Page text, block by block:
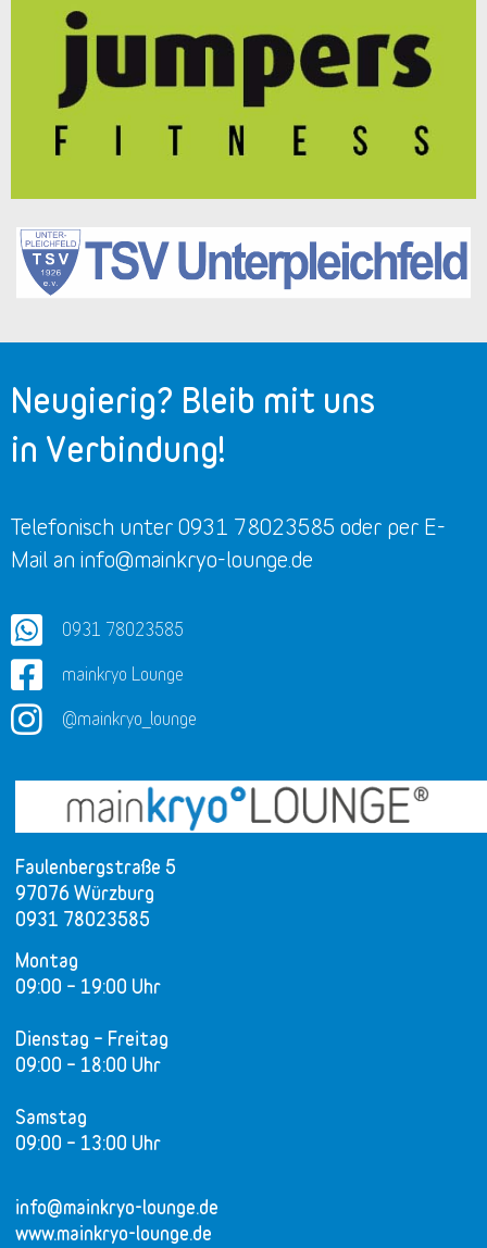
Faulenbergstraße 5
97076 Würzburg
0931 78023585
Montag
09:00 – 19:00 Uhr
Dienstag – Freitag
09:00 – 18:00 Uhr
Samstag
09:00 – 13:00 Uhr
info@mainkryo-lounge.de
www.mainkryo-lounge.de
Neugierig? Bleib mit uns
in Verbindung!
Telefonisch unter 0931 78023585 oder per E-
Mail an info@mainkryo-lounge.de
0931 78023585
mainkryo Lounge
@mainkryo_lounge